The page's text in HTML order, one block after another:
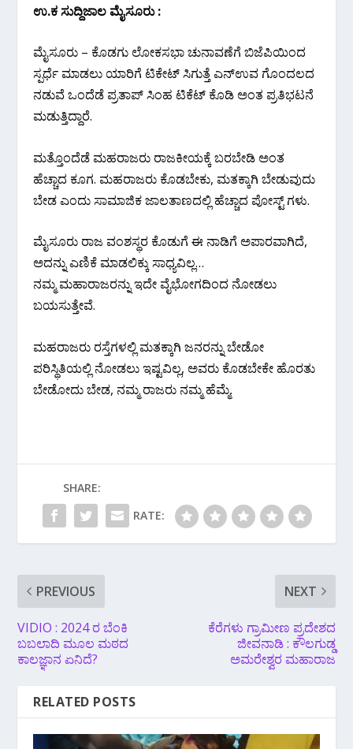
ಉ.ಕ ಸುದ್ದಿಜಾಲ ಮೈಸೂರು :
ಮೈಸೂರು – ಕೊಡಗು ಲೋಕಸಭಾ ಚುನಾವಣೆಗೆ ಬಿಜೆಪಿಯಿಂದ
ಸ್ಪರ್ಧೆ‌ ಮಾಡಲು ಯಾರಿಗೆ ಟಿಕೇಟ್ ಸಿಗುತ್ತೆ ಎನ್ಉವ ಗೊಂದಲದ
ನಡುವೆ ಒಂದೆಡೆ ಪ್ರತಾಪ್‌ ಸಿಂಹ ಟಿಕೆಟ್ ಕೊಡಿ ಅಂತ ಪ್ರತಿಭಟನೆ‌
ಮಡುತ್ತಿದ್ದಾರೆ.
ಮತ್ತೊಂದೆಡೆ ಮಹರಾಜರು ರಾಜಕೀಯಕ್ಕೆ ಬರಬೇಡಿ ಅಂತ
ಹೆಚ್ಚಾದ ಕೂಗ. ಮಹರಾಜರು‌ ಕೊಡಬೇಕು, ಮತಕ್ಕಾಗಿ‌ ಬೇಡುವುದು
ಬೇಡ ಎಂದು ಸಾಮಾಜಿಕ ಜಾಲತಾಣದಲ್ಲಿ ಹೆಚ್ಚಾದ ಪೋಸ್ಟ್ ಗಳು.
ಮೈಸೂರು ರಾಜ ವಂಶಸ್ಥರ ಕೊಡುಗೆ ಈ ನಾಡಿಗೆ ಅಪಾರವಾಗಿದೆ,
ಅದನ್ನು ಎಣಿಕೆ ಮಾಡಲಿಕ್ಕು ಸಾಧ್ಯವಿಲ್ಲ…
ನಮ್ಮ ಮಹಾರಾಜರನ್ನು ಇದೇ ವೈಭೋಗದಿಂದ ನೋಡಲು
ಬಯಸುತ್ತೇವೆ.
ಮಹರಾಜರು ರಸ್ತೆಗಳಲ್ಲಿ ಮತಕ್ಕಾಗಿ ಜನರನ್ನು ಬೇಡೋ
ಪರಿಸ್ಥಿತಿಯಲ್ಲಿ ನೋಡಲು ಇಷ್ಟವಿಲ್ಲ, ಅವರು ಕೊಡಬೇಕೇ ಹೊರತು
ಬೇಡೋದು ಬೇಡ, ನಮ್ಮ ರಾಜರು ನಮ್ಮ ಹೆಮ್ಮೆ.
SHARE:
RATE:
PREVIOUS
VIDIO : 2024 ರ ಬೆಂಕಿ
ಬಬಲಾದಿ ಮೂಲ ಮಠದ
ಕಾಲಜ್ಞಾನ ಏನಿದೆ?
NEXT
ಕೆರೆಗಳು ಗ್ರಾಮೀಣ ಪ್ರದೇಶದ
ಜೀವನಾಡಿ : ಕೌಲಗುಡ್ಡ
ಅಮರೇಶ್ವರ ಮಹಾರಾಜ
RELATED POSTS